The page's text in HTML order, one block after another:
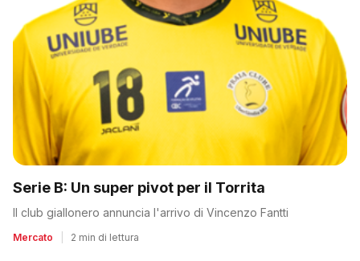
Serie B: Un super pivot per il Torrita
Il club giallonero annuncia l'arrivo di Vincenzo Fantti
Mercato 2 min di lettura